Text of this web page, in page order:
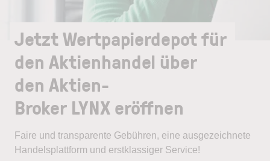
Jetzt Wertpapierdepot für
den Aktienhandel über
den Aktien-
Broker LYNX eröffnen
Faire und transparente Gebühren, eine ausgezeichnete
Handelsplattform und erstklassiger Service!